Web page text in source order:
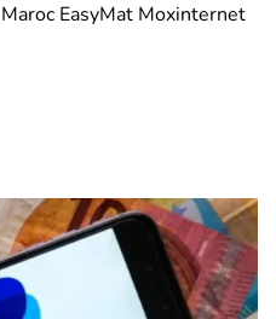
EasyMat Moxinternet